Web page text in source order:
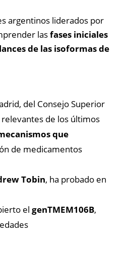
argentinos liderados por
lasfases iniciales
de las isoformas de
del Consejo Superior
de los últimos
que
de medicamentos
Tobin, ha probado en
el genTMEM106B,